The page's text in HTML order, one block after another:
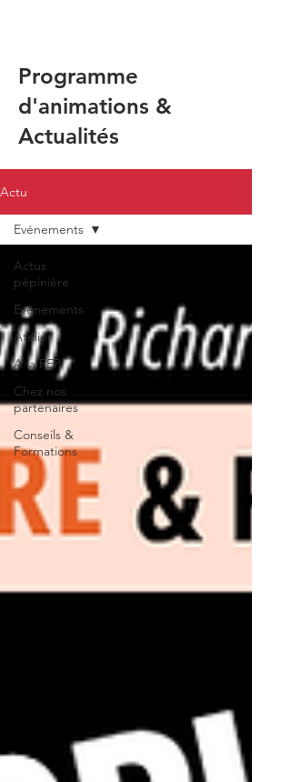
Programme
d'animations &
Actualités
Actu
Actus
pépinière
Evénements
Atelier
A la PEP'
Chez nos
partenaires
Conseils &
Formations
Evénements